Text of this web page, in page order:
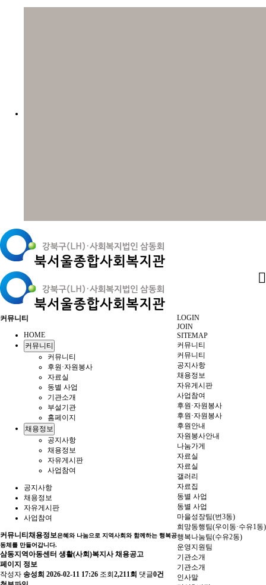
LOGIN
JOIN
SITEMAP
커뮤니티
커뮤니티
공지사항
채용정보
자유게시판
사업참여
후원·자원봉사
후원·자원봉사
후원안내
자원봉사안내
나눔가게
자료실
자료실
갤러리
자료집
동별 사업
동별 사업
마을성장팀(번3동)
희망동행팀(우이동·수유1동)
행복나눔팀(수유2동)
운영지원팀
기관소개
기관소개
인사말
커뮤니티
HOME
커뮤니티
커뮤니티
후원·자원봉사
자료실
동별 사업
기관소개
부설기관
홈페이지
채용정보
공지사항
채용정보
자유게시판
사업참여
공지사항
채용정보
자유게시판
사업참여
커뮤니티 채용정보은혜와 나눔으로 지역사회와 함께하는 행복공
동체를 만들어갑니다.
삼동지역아동센터 생활(사회)복지사 채용공고
페이지 정보
작성자 송성희 2026-02-11 17:26 조회 2,211회 댓글0건